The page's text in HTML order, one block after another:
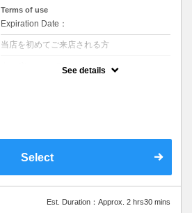
Terms of use
Expiration Date：
当店を初めてご来店される方
See details
Select
Est. Duration：Approx. 2 hrs30 mins